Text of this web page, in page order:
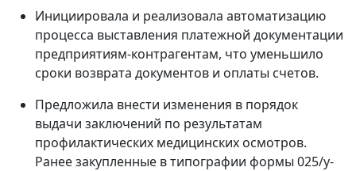
Инициировала и реализовала автоматизацию
процесса выставления платежной документации
предприятиям-контрагентам, что уменьшило
сроки возврата документов и оплаты счетов.
Предложила внести изменения в порядок
выдачи заключений по результатам
профилактических медицинских осмотров.
Ранее закупленные в типографии формы 025/у-